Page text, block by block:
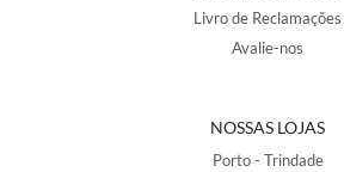
Livro de Reclamações
Avalie-nos
NOSSAS LOJAS
Porto - Trindade